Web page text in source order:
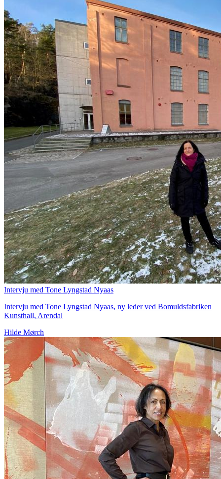
Intervju med Tone Lyngstad Nyaas
Intervju med Tone Lyngstad Nyaas, ny leder ved Bomuldsfabriken
Kunsthall, Arendal
Hilde Mørch